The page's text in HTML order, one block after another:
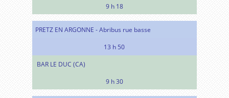
9 h 18
PRETZ EN ARGONNE - Abribus rue basse
13 h 50
BAR LE DUC (CA)
9 h 30